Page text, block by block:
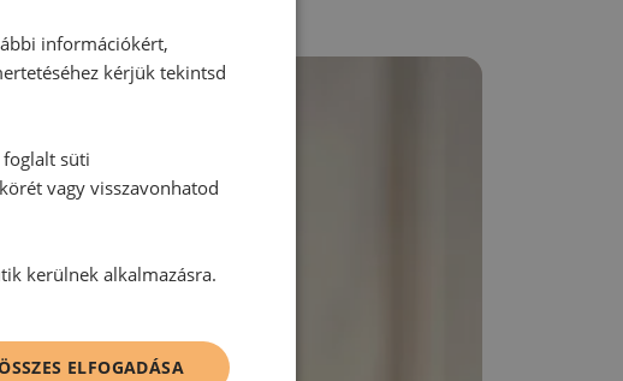
információkért,
kérjük tekintsd
süti
vagy visszavonhatod
kerülnek alkalmazásra.
ELFOGADÁSA